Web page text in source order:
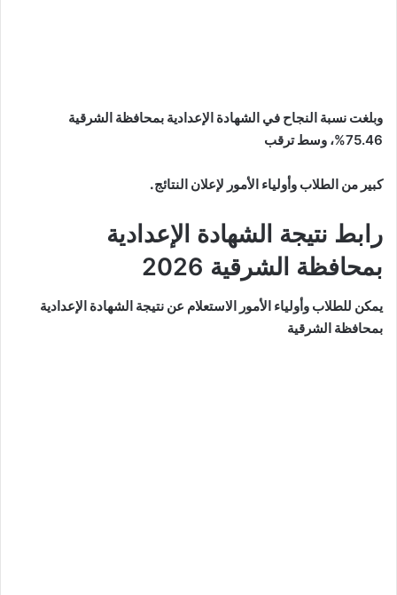
وبلغت نسبة النجاح في الشهادة الإعدادية بمحافظة الشرقية
75.46%
، وسط ترقب
كبير من الطلاب وأولياء الأمور لإعلان النتائج.
رابط نتيجة الشهادة الإعدادية
بمحافظة الشرقية 2026
يمكن للطلاب وأولياء الأمور الاستعلام عن نتيجة الشهادة الإعدادية
بمحافظة الشرقية